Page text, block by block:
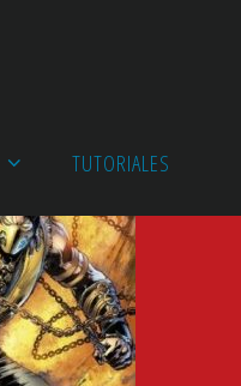
TUTORIALES